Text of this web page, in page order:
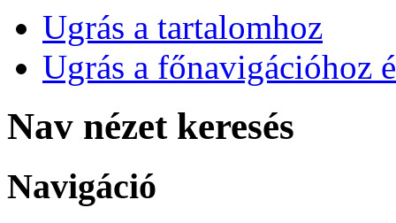
Ugrás a tartalomhoz
Ugrás a főnavigációhoz
Nav nézet keresés
Navigáció